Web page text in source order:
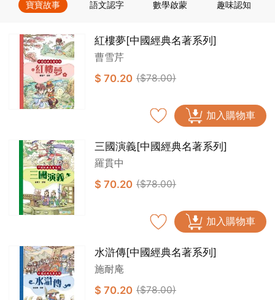
寶寶故事 語文認字 數學啟蒙 趣味認知
紅樓夢[中國經典名著系列]
曹雪芹
$ 70.20 ($78.00)
加入購物車
三國演義[中國經典名著系列]
羅貫中
$ 70.20 ($78.00)
加入購物車
水滸傳[中國經典名著系列]
施耐庵
$ 70.20 ($78.00)